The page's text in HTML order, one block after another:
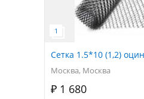
Сетка 1.5*10 (1,2)
Москва, Москва
₽ 1 680